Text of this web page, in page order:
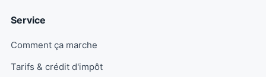
Service
Comment ça marche
Tarifs & crédit d'impôt